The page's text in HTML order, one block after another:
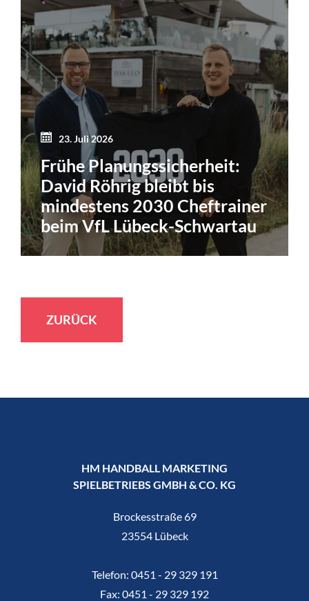
23. Juli 2026
Frühe Planungssicherheit:
David Röhrig bleibt bis
mindestens 2030 Cheftrainer
beim VfL Lübeck-Schwartau
ZURÜCK
HM HANDBALL MARKETING
SPIELBETRIEBS GMBH & CO. KG
Brockesstraße 69
23554 Lübeck
Telefon: 0451 - 29 329 191
Fax: 0451 - 29 329 192